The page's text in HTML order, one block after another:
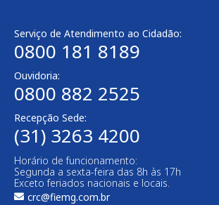
Serviço de Atendimento ao Cidadão:
0800 181 8189
Ouvidoria:
0800 882 2525
Recepção Sede:
(31) 3263 4200
Horário de funcionamento:
Segunda a sexta-feira das 8h às 17h
Exceto feriados nacionais e locais.
crc@fiemg.com.br